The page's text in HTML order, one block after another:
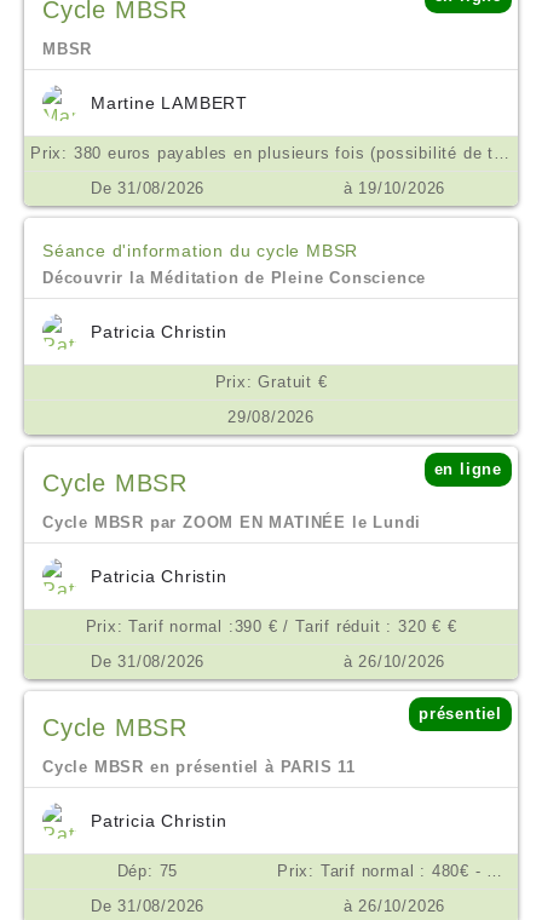
Cycle MBSR
MBSR
Martine LAMBERT
Prix: 380 euros payables en plusieurs fois (possibilité de tarif aménagé ne pas hésiter à m'en parler) €
De 31/08/2026
à 19/10/2026
Séance d'information du cycle MBSR
Découvrir la Méditation de Pleine Conscience
Patricia Christin
Prix: Gratuit €
29/08/2026
Cycle MBSR
en ligne
Cycle MBSR par ZOOM EN MATINÉE le Lundi
Patricia Christin
Prix: Tarif normal :390 € / Tarif réduit : 320 € €
De 31/08/2026
à 26/10/2026
Cycle MBSR
présentiel
Cycle MBSR en présentiel à PARIS 11
Patricia Christin
Dép: 75
Prix: Tarif normal : 480€ - Tarif réduit : 390 € €
De 31/08/2026
à 26/10/2026